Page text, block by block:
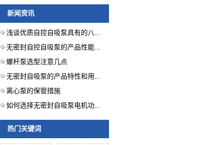
新闻资讯
浅谈优质自控自吸泵具有的八...
无密封自控自吸泵的产品性能...
螺杆泵选型注意几点
无密封自吸泵的产品特性和用...
离心泵的保管措施
如何选择无密封自吸泵电机功...
热门关键词